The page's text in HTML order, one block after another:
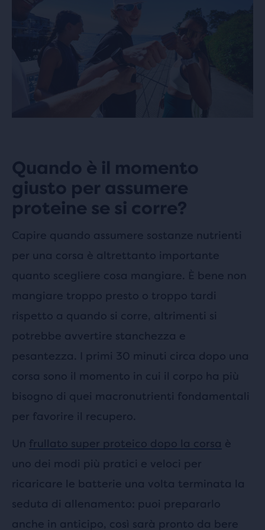
Quando è il momento
giusto per assumere
proteine se si corre?
Capire quando assumere sostanze nutrienti
per una corsa è altrettanto importante
quanto scegliere cosa mangiare. È bene non
mangiare troppo presto o troppo tardi
rispetto a quando si corre, altrimenti si
potrebbe avvertire stanchezza e
pesantezza. I primi 30 minuti circa dopo una
corsa sono il momento in cui il corpo ha più
bisogno di quei macronutrienti fondamentali
per favorire il recupero.
Un frullato super proteico dopo la corsa è
uno dei modi più pratici e veloci per
ricaricare le batterie una volta terminata la
seduta di allenamento: puoi prepararlo
anche in anticipo, così sarà pronto da bere